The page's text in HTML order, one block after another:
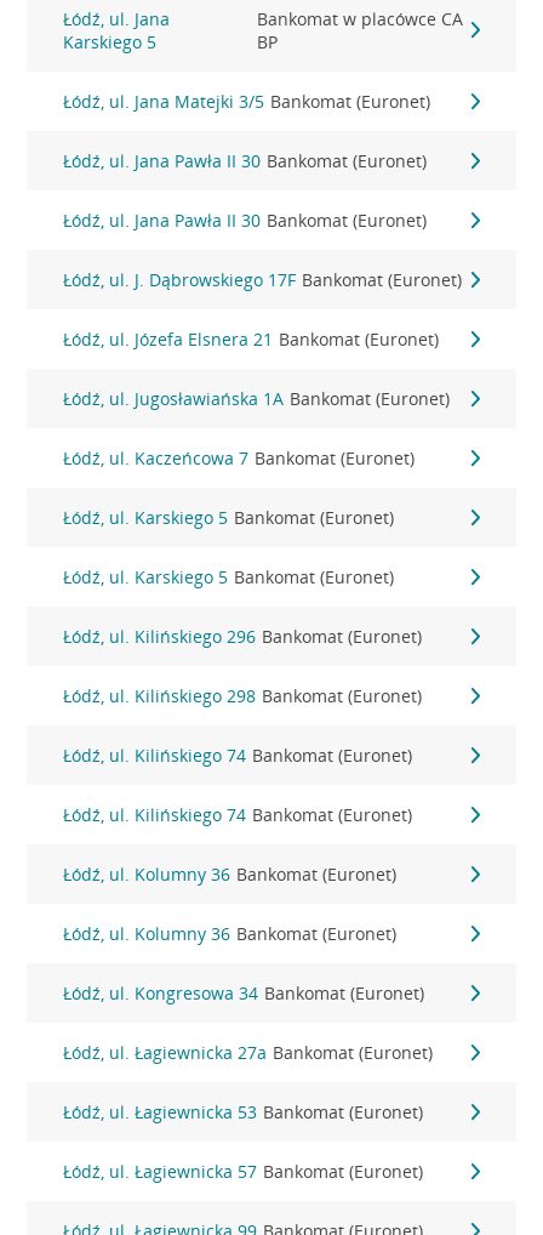
Łódź, ul. Jana
Karskiego 5
Bankomat w placówce CA
BP
Łódź, ul. Jana Matejki 3/5 Bankomat (Euronet)
Łódź, ul. Jana Pawła II 30 Bankomat (Euronet)
Łódź, ul. Jana Pawła II 30 Bankomat (Euronet)
Łódź, ul. J. Dąbrowskiego 17F Bankomat (Euronet)
Łódź, ul. Józefa Elsnera 21 Bankomat (Euronet)
Łódź, ul. Jugosławiańska 1A Bankomat (Euronet)
Łódź, ul. Kaczeńcowa 7 Bankomat (Euronet)
Łódź, ul. Karskiego 5 Bankomat (Euronet)
Łódź, ul. Karskiego 5 Bankomat (Euronet)
Łódź, ul. Kilińskiego 296 Bankomat (Euronet)
Łódź, ul. Kilińskiego 298 Bankomat (Euronet)
Łódź, ul. Kilińskiego 74 Bankomat (Euronet)
Łódź, ul. Kilińskiego 74 Bankomat (Euronet)
Łódź, ul. Kolumny 36 Bankomat (Euronet)
Łódź, ul. Kolumny 36 Bankomat (Euronet)
Łódź, ul. Kongresowa 34 Bankomat (Euronet)
Łódź, ul. Łagiewnicka 27a Bankomat (Euronet)
Łódź, ul. Łagiewnicka 53 Bankomat (Euronet)
Łódź, ul. Łagiewnicka 57 Bankomat (Euronet)